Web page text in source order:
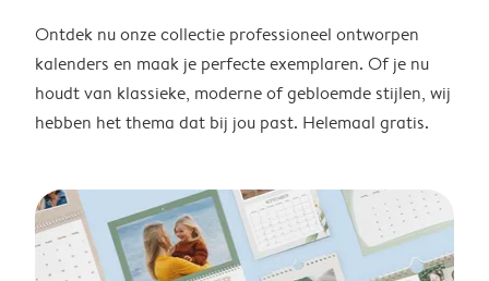
Ontdek nu onze collectie professioneel ontworpen
kalenders en maak je perfecte exemplaren. Of je nu
houdt van klassieke, moderne of gebloemde stijlen, wij
hebben het thema dat bij jou past. Helemaal gratis.